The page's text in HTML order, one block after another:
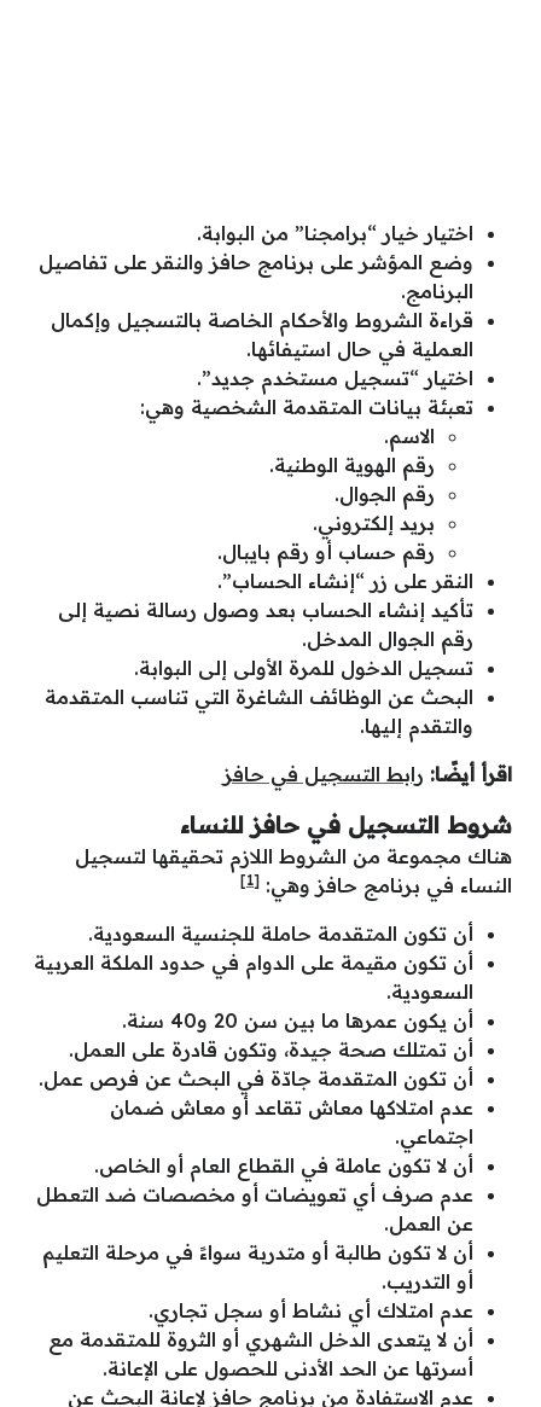
اختيار خيار “برامجنا” من البوابة.
وضع المؤشر على برنامج حافز والنقر على تفاصيل
البرنامج.
قراءة الشروط والأحكام الخاصة بالتسجيل وإكمال
العملية في حال استيفائها.
اختيار “تسجيل مستخدم جديد”.
تعبئة بيانات المتقدمة الشخصية وهي:
الاسم.
رقم الهوية الوطنية.
رقم الجوال.
بريد إلكتروني.
رقم حساب أو رقم بايبال.
النقر على زر “إنشاء الحساب”.
تأكيد إنشاء الحساب بعد وصول رسالة نصية إلى
رقم الجوال المدخل.
تسجيل الدخول للمرة الأولى إلى البوابة.
البحث عن الوظائف الشاغرة التي تناسب المتقدمة
والتقدم إليها.
اقرأ أيضًا: رابط التسجيل في حافز
شروط التسجيل في حافز للنساء
هناك مجموعة من الشروط اللازم تحقيقها لتسجيل
النساء في برنامج حافز وهي: [1]
أن تكون المتقدمة حاملة للجنسية السعودية.
أن تكون مقيمة على الدوام في حدود الملكة العربية
السعودية.
أن يكون عمرها ما بين سن 20 و40 سنة.
أن تمتلك صحة جيدة، وتكون قادرة على العمل.
أن تكون المتقدمة جادّة في البحث عن فرص عمل.
عدم امتلاكها معاش تقاعد أو معاش ضمان
اجتماعي.
أن لا تكون عاملة في القطاع العام أو الخاص.
عدم صرف أي تعويضات أو مخصصات ضد التعطل
عن العمل.
أن لا تكون طالبة أو متدربة سواءً في مرحلة التعليم
أو التدريب.
عدم امتلاك أي نشاط أو سجل تجاري.
أن لا يتعدى الدخل الشهري أو الثروة للمتقدمة مع
أسرتها عن الحد الأدنى للحصول على الإعانة.
عدم الاستفادة من برنامج حافز لإعانة البحث عن